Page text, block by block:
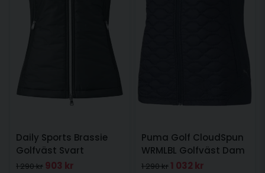
Daily Sports Brassie
Golfväst Svart
1 290 kr 903 kr
Puma Golf CloudSpun
WRMLBL Golfväst Dam
Navy
1 290 kr 1 032 kr